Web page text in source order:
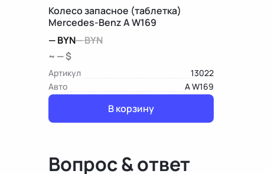
Колесо запасное (таблетка)
Mercedes-Benz A W169
—BYN—BYN
~ — $
Артикул
13022
Авто
A W169
В корзину
Вопрос & ответ